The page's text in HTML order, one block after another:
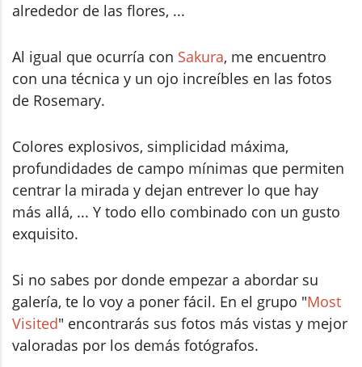
alrededor de las flores, ...
Al igual que ocurría con Sakura, me encuentro
con una técnica y un ojo increíbles en las fotos
de Rosemary.
Colores explosivos, simplicidad máxima,
profundidades de campo mínimas que permiten
centrar la mirada y dejan entrever lo que hay
más allá, ... Y todo ello combinado con un gusto
exquisito.
Si no sabes por donde empezar a abordar su
galería, te lo voy a poner fácil. En el grupo "Most
Visited" encontrarás sus fotos más vistas y mejor
valoradas por los demás fotógrafos.